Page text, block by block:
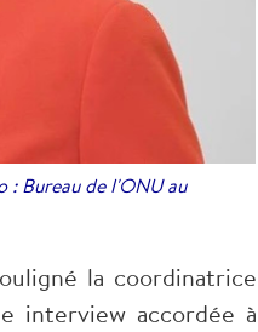
: Bureau de l'ONU au
la coordinatrice
interview accordée à